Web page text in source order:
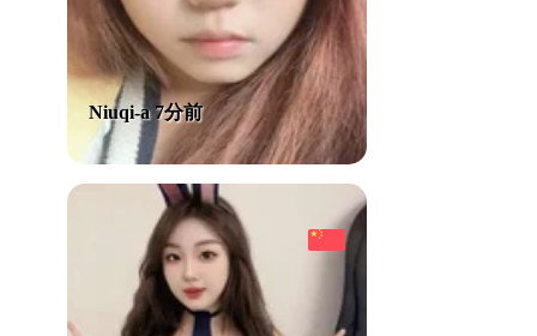
Niuqi-a 7分前